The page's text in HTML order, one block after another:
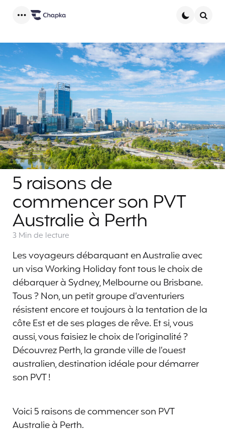
5 raisons de
commencer son PVT
Australie à Perth
3 Min de lecture
Les voyageurs débarquant en Australie avec
un visa Working Holiday font tous le choix de
débarquer à Sydney, Melbourne ou Brisbane.
Tous ? Non, un petit groupe d’aventuriers
résistent encore et toujours à la tentation de la
côte Est et de ses plages de rêve. Et si, vous
aussi, vous faisiez le choix de l’originalité ?
Découvrez Perth, la grande ville de l’ouest
australien, destination idéale pour démarrer
son PVT !
Voici 5 raisons de commencer son PVT
Australie à Perth.